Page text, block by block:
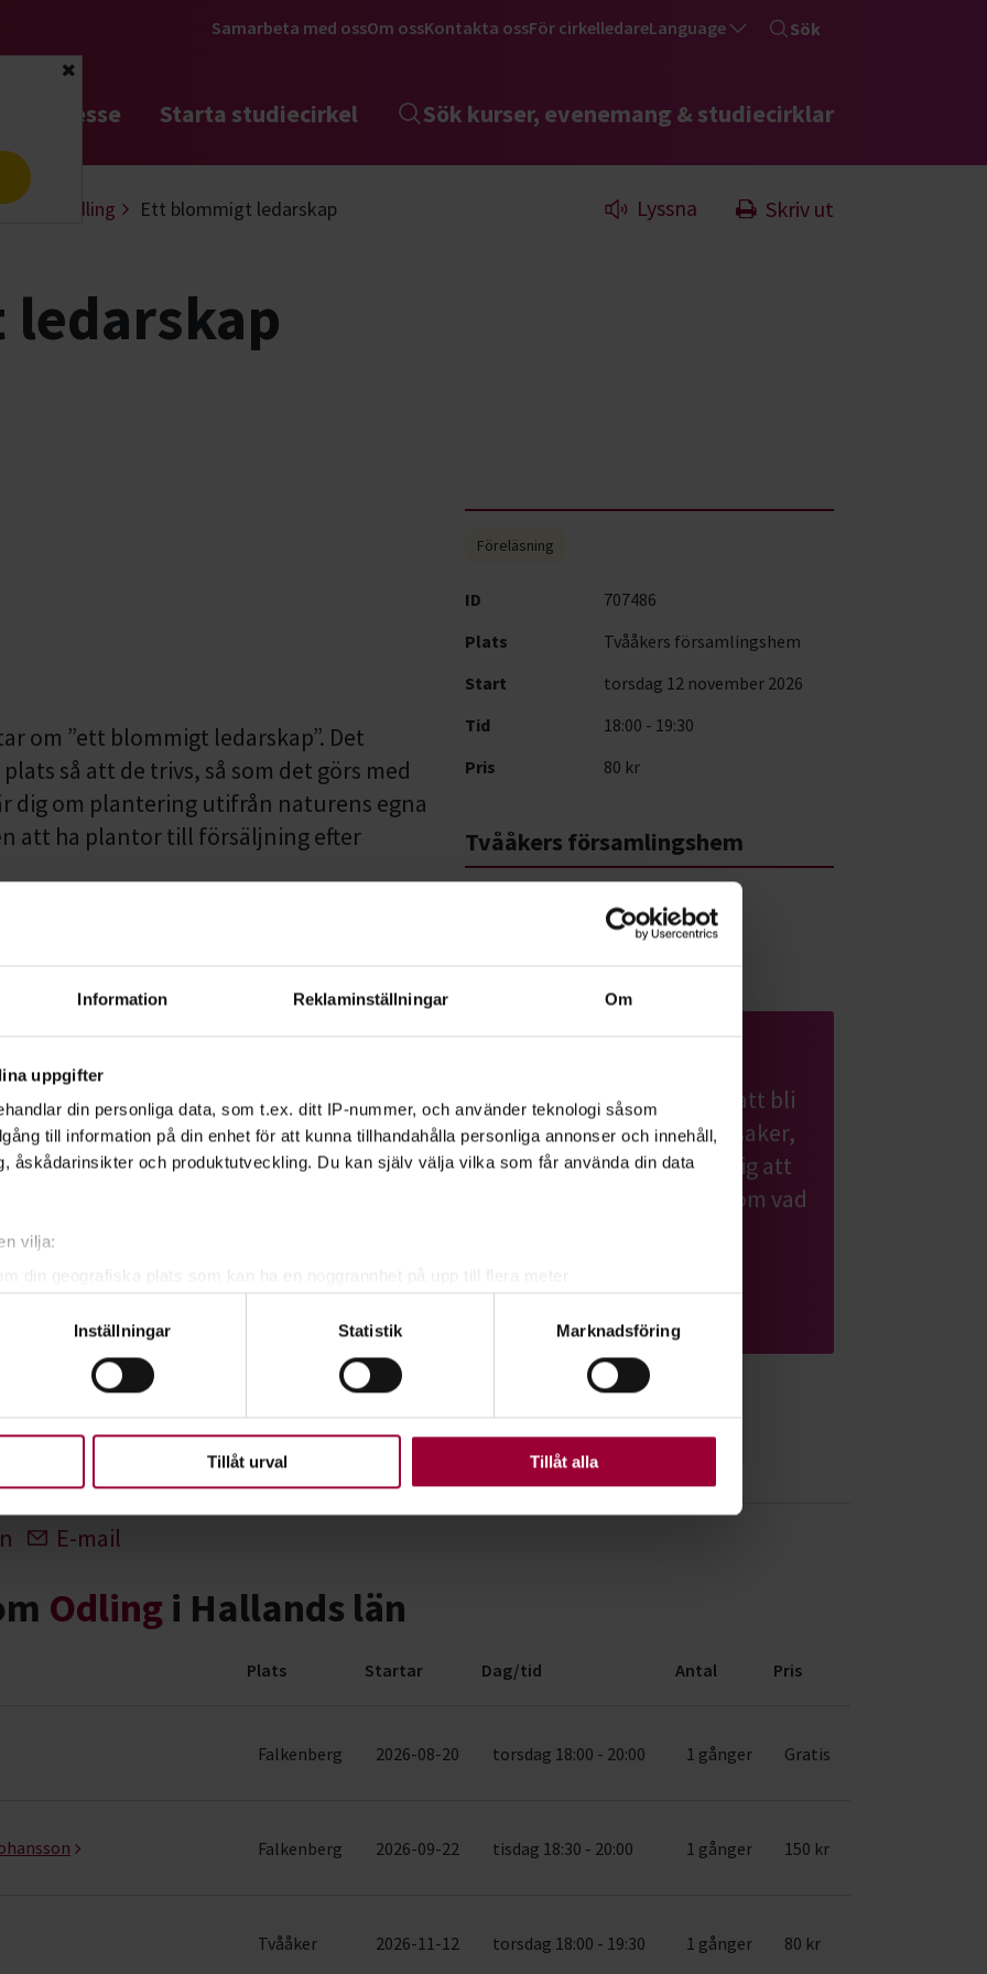
Information Reklaminställningar Om
uppgifter
din personliga data, som t.ex. ditt IP-nummer, och använder teknologi såsom
till information på din enhet för att kunna tillhandahålla personliga annonser och innehåll,
åskådarinsikter och produktutveckling. Du kan själv välja vilka som får använda din data
vilja:
uppgifter behandlas och ställ in dina preferenser i
detaljsektionen . Du kan ändra
när som helst från cookie-förklaringen.
som möjligt använder vi kakor (cookies) på vår webbplats. Vissa kakor är
Inställningar Statistik Marknadsföring
Tillåt urval Tillåt alla
Stäng
Samarbeta med ossOm ossKontakta ossFör cirkelledareLanguage Sök
intresse Starta studiecirkel Sök kurser, evenemang & studiecirklar
Odling Ett blommigt ledarskap Lyssna Skriv ut
om ”ett blommigt ledarskap”. Det
så att de trivs, så som det görs med
dig om plantering utifrån naturens egna
att ha plantor till försäljning efter
Föreläsning
ID
707486
Plats
Tvååkers församlingshem
Start
torsdag 12 november 2026
Tid
18:00 - 19:30
Pris
80 kr
Tvååkers församlingshem
Kanske drömmer du om att bli
självförsörjande på grönsaker,
frukt och bär. Vi hjälper dig att
komma igång och tipsar om vad
Läs mer om ämnet
E-mail
Odling i Hallands län
Plats Startar Dag/tid Antal Pris
Falkenberg 2026-08-20 torsdag 18:00 - 20:00 1 gånger Gratis
Falkenberg 2026-09-22 tisdag 18:30 - 20:00 1 gånger 150 kr
Tvååker 2026-11-12 torsdag 18:00 - 19:30 1 gånger 80 kr